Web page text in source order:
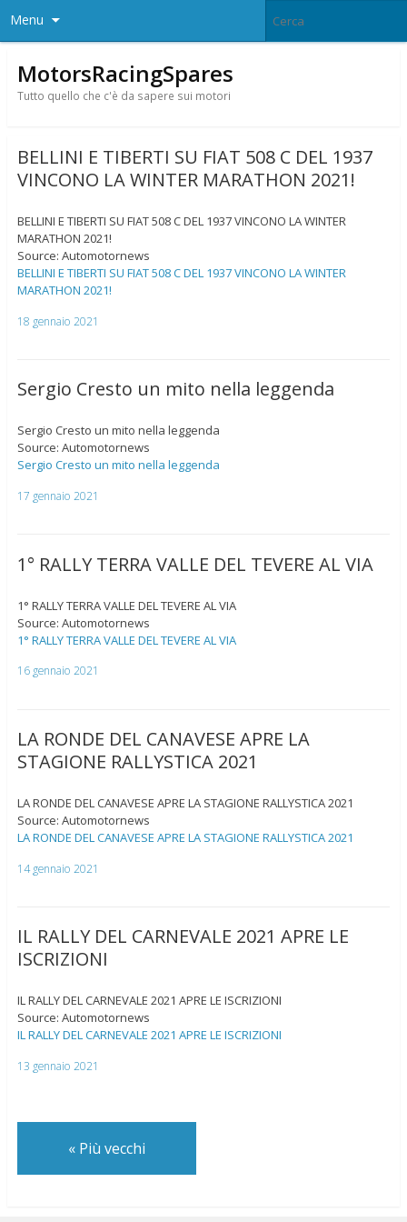
Menu
MotorsRacingSpares
Tutto quello che c'è da sapere sui motori
BELLINI E TIBERTI SU FIAT 508 C DEL 1937
VINCONO LA WINTER MARATHON 2021!
BELLINI E TIBERTI SU FIAT 508 C DEL 1937 VINCONO LA WINTER
MARATHON 2021!
Source: Automotornews
BELLINI E TIBERTI SU FIAT 508 C DEL 1937 VINCONO LA WINTER
MARATHON 2021!
18 gennaio 2021
Sergio Cresto un mito nella leggenda
Sergio Cresto un mito nella leggenda
Source: Automotornews
Sergio Cresto un mito nella leggenda
17 gennaio 2021
1° RALLY TERRA VALLE DEL TEVERE AL VIA
1° RALLY TERRA VALLE DEL TEVERE AL VIA
Source: Automotornews
1° RALLY TERRA VALLE DEL TEVERE AL VIA
16 gennaio 2021
LA RONDE DEL CANAVESE APRE LA
STAGIONE RALLYSTICA 2021
LA RONDE DEL CANAVESE APRE LA STAGIONE RALLYSTICA 2021
Source: Automotornews
LA RONDE DEL CANAVESE APRE LA STAGIONE RALLYSTICA 2021
14 gennaio 2021
IL RALLY DEL CARNEVALE 2021 APRE LE
ISCRIZIONI
IL RALLY DEL CARNEVALE 2021 APRE LE ISCRIZIONI
Source: Automotornews
IL RALLY DEL CARNEVALE 2021 APRE LE ISCRIZIONI
13 gennaio 2021
«Più vecchi